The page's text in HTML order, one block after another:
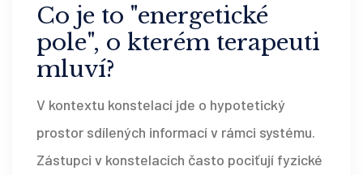
Co je to "energetické
pole", o kterém terapeuti
mluví?
V kontextu konstelací jde o hypotetický
prostor sdílených informací v rámci systému.
Zástupci v konstelacích často pociťují fyzické